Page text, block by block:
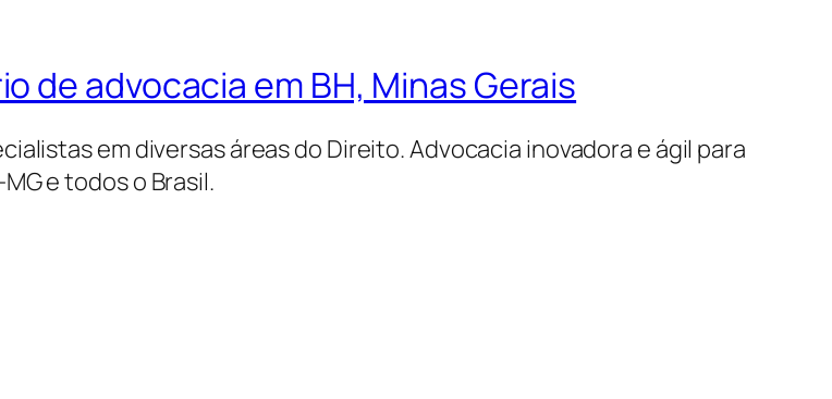
de advocacia em BH, Minas Gerais
em diversas áreas do Direito. Advocacia inovadora e ágil para
e todos o Brasil.